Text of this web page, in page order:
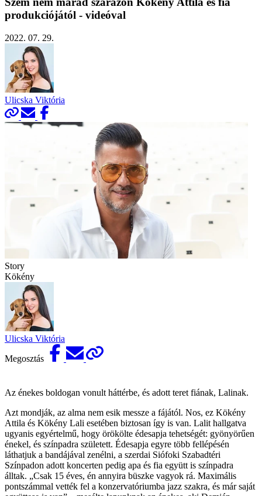
produkciójától - videóval
2022. 07. 29.
Ulicska Viktória
Story
Kökény
Ulicska Viktória
Megosztás
Az énekes boldogan vonult háttérbe, és adott teret fiának, Lalinak.
Azt mondják, az alma nem esik messze a fájától. Nos, ez Kökény
Attila és Kökény Lali esetében biztosan így is van. Lalit hallgatva
ugyanis egyértelmű, hogy örökölte édesapja tehetségét: gyönyörűen
énekel, és színpadra született. Édesapja egyre több fellépésén
láthatjuk a bandájával zenélni, a szerdai Siófoki Szabadtéri
Színpadon adott koncerten pedig apa és fia együtt is színpadra
álltak. „Csak 15 éves, én annyira büszke vagyok rá. Maximális
pontszámmal vették fel a konzervatóriumba jazz szakra, és már saját